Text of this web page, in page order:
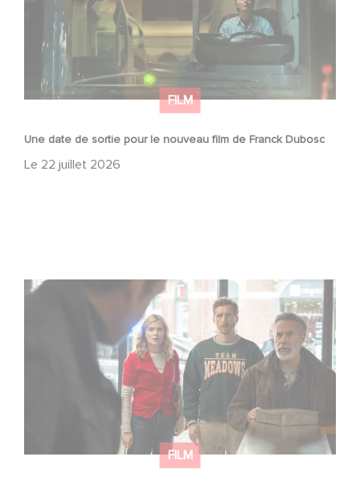
FILM
Une date de sortie pour le nouveau film de Franck Dubosc
Le 22 juillet 2026
FILM
Une nouvelle comédie avec Baptiste Lecaplain et José
Garcia en 2027 !